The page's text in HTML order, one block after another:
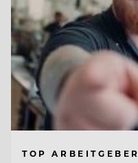
TOP ARBEITGEBER